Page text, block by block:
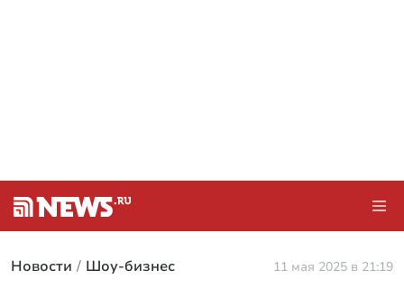
Новости Шоу-бизнес 11 мая 2025 в 21:19